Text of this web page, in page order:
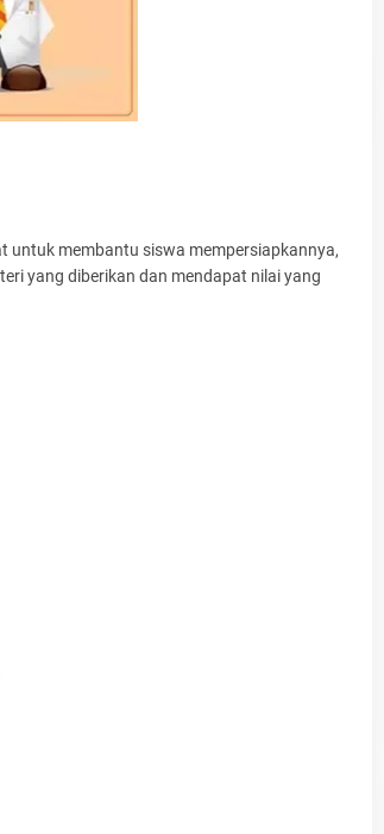
untuk membantu siswa mempersiapkannya,
yang diberikan dan mendapat nilai yang